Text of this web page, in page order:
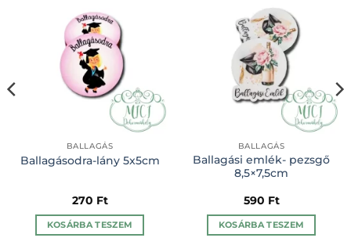
BALLAGÁS
Ballagásodra-lány 5x5cm
270 Ft
KOSÁRBA TESZEM
BALLAGÁS
Ballagási emlék- pezsgő
8,5×7,5cm
590 Ft
KOSÁRBA TESZEM